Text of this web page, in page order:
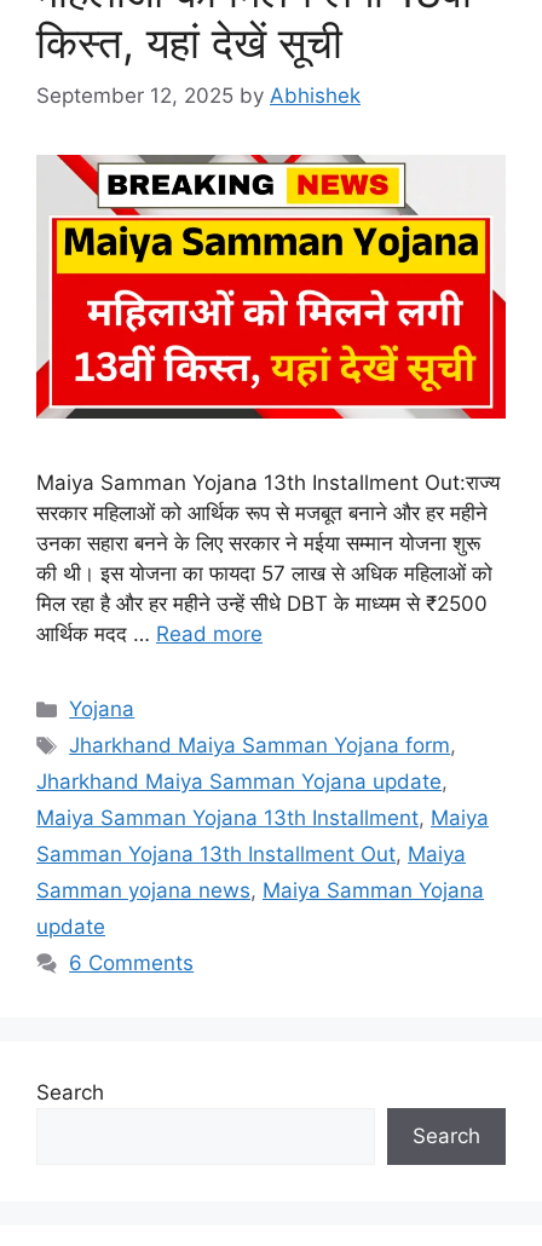
किस्त, यहां देखें सूची
September 12, 2025 by Abhishek
Maiya Samman Yojana 13th Installment Out:राज्य
सरकार महिलाओं को आर्थिक रूप से मजबूत बनाने और हर महीने
उनका सहारा बनने के लिए सरकार ने मईया सम्मान योजना शुरू
की थी। इस योजना का फायदा 57 लाख से अधिक महिलाओं को
मिल रहा है और हर महीने उन्हें सीधे DBT के माध्यम से ₹2500
आर्थिक मदद … Read more
Categories
Yojana
Tags
Jharkhand Maiya Samman Yojana form,
Jharkhand Maiya Samman Yojana update,
Maiya Samman Yojana 13th Installment, Maiya
Samman Yojana 13th Installment Out, Maiya
Samman yojana news, Maiya Samman Yojana
update
6 Comments
Search
Search